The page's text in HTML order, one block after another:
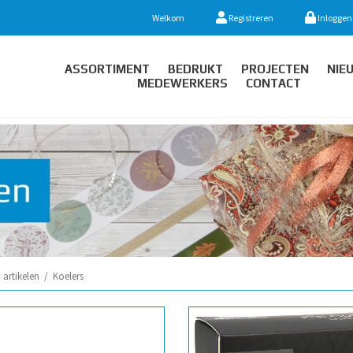
Welkom Registreren Inloggen
ASSORTIMENT BEDRUKT PROJECTEN
MEDEWERKERS
CONTACT
artikelen / Koelers